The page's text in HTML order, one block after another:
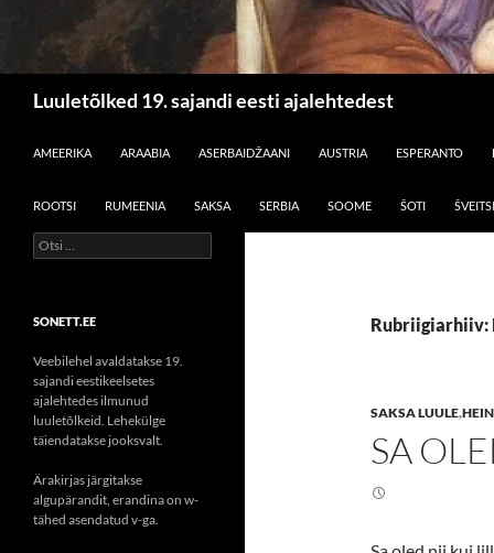
Luuletõlked 19. sajandi eesti ajalehtedest
AMEERIKA
ARAABIA ASERBAIDŽAANI AUSTRIA ESPERANTO
ROOTSI RUMEENIA SAKSA SERBIA SOOME ŠOTI ŠVEITSI
Rubriigiarhiiv:
SAKSA LUULE,
SA
Otsi:
SONETT.EE
Veebilehel avaldatakse 19.
sajandi eestikeelsetes
ajalehtedes ilmunud
luuletõlkeid. Lehekülge
täiendatakse jooksvalt.
Ärakirjas järgitakse
algupärandit, erandina on w-
tähed asendatud v-ga.